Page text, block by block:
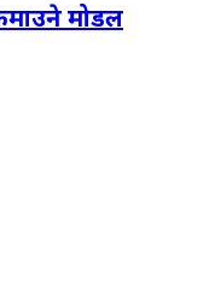
मोडल